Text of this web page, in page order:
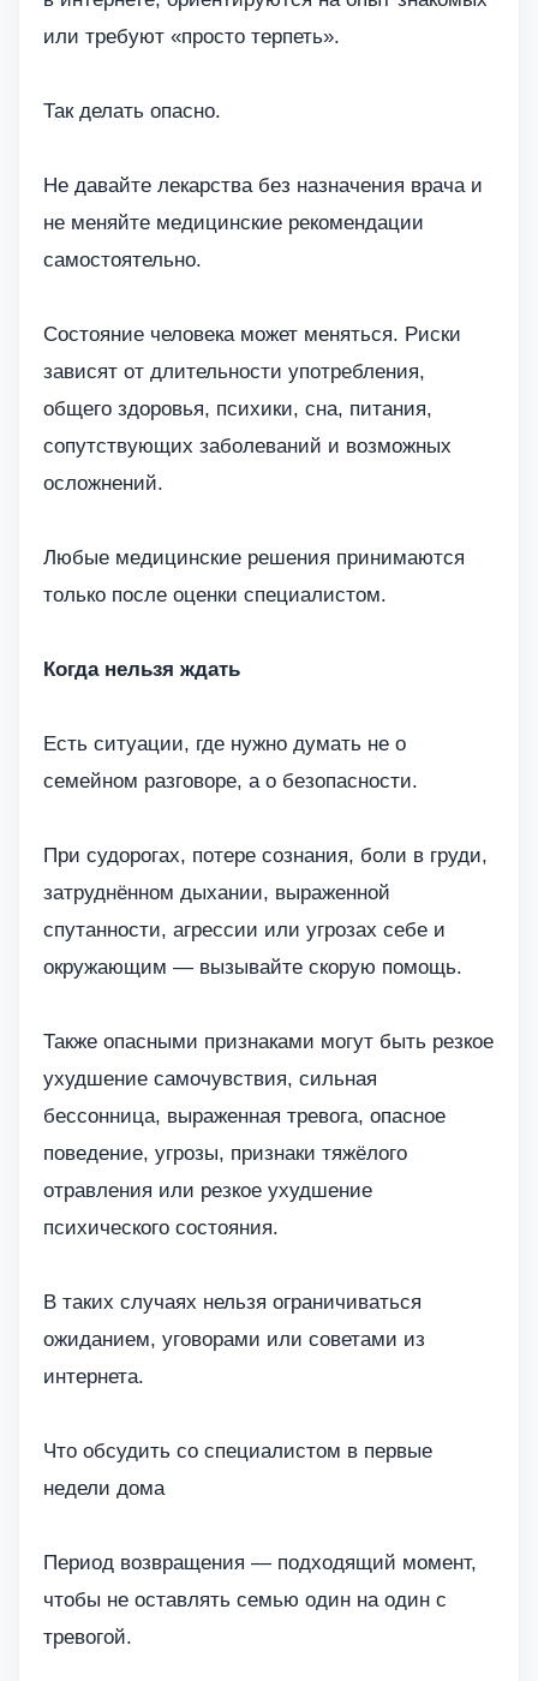
или требуют «просто терпеть».
Так делать опасно.
Не давайте лекарства без назначения врача и
не меняйте медицинские рекомендации
самостоятельно.
Состояние человека может меняться. Риски
зависят от длительности употребления,
общего здоровья, психики, сна, питания,
сопутствующих заболеваний и возможных
осложнений.
Любые медицинские решения принимаются
только после оценки специалистом.
Когда нельзя ждать
Есть ситуации, где нужно думать не о
семейном разговоре, а о безопасности.
При судорогах, потере сознания, боли в груди,
затруднённом дыхании, выраженной
спутанности, агрессии или угрозах себе и
окружающим — вызывайте скорую помощь.
Также опасными признаками могут быть резкое
ухудшение самочувствия, сильная
бессонница, выраженная тревога, опасное
поведение, угрозы, признаки тяжёлого
отравления или резкое ухудшение
психического состояния.
В таких случаях нельзя ограничиваться
ожиданием, уговорами или советами из
интернета.
Что обсудить со специалистом в первые
недели дома
Период возвращения — подходящий момент,
чтобы не оставлять семью один на один с
тревогой.